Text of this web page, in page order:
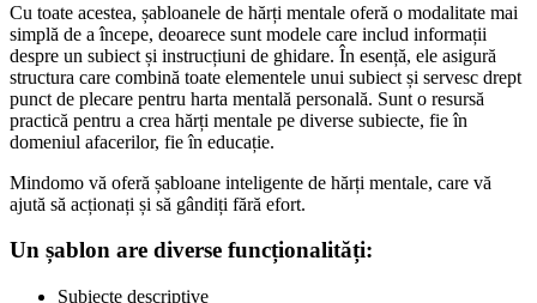
Cu toate acestea, șabloanele de hărți mentale oferă o modalitate mai
simplă de a începe, deoarece sunt modele care includ informații
despre un subiect și instrucțiuni de ghidare. În esență, ele asigură
structura care combină toate elementele unui subiect și servesc drept
punct de plecare pentru harta mentală personală. Sunt o resursă
practică pentru a crea hărți mentale pe diverse subiecte, fie în
domeniul afacerilor, fie în educație.
Mindomo vă oferă șabloane inteligente de hărți mentale, care vă
ajută să acționați și să gândiți fără efort.
Un șablon are diverse funcționalități:
Subiecte descriptive